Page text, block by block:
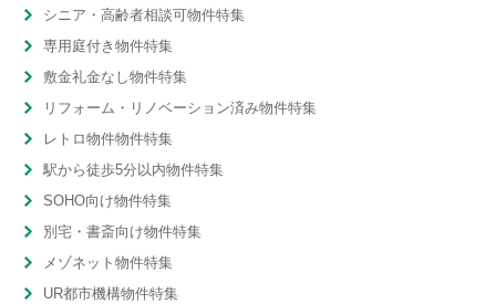
シニア・高齢者相談可物件特集
専用庭付き物件特集
敷金礼金なし物件特集
リフォーム・リノベーション済み物件特集
レトロ物件物件特集
駅から徒歩5分以内物件特集
SOHO向け物件特集
別宅・書斎向け物件特集
メゾネット物件特集
UR都市機構物件特集